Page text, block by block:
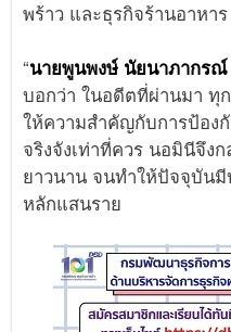
พร้าว และธุรกิจร้านอาหา
“นายพูนพงษ์ นัยนาภากร
บอกว่า ในอดีตที่ผ่านมา ทุ
ให้ความสำคัญกับการป้อง
จริงจังเท่าที่ควร นอมินีจึง
ยาวนาน จนทำให้ปัจจุบัน
หลักแสนราย